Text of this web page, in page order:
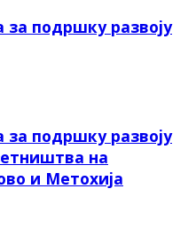
подршку развоју
подршку развоју
на
и Метохија